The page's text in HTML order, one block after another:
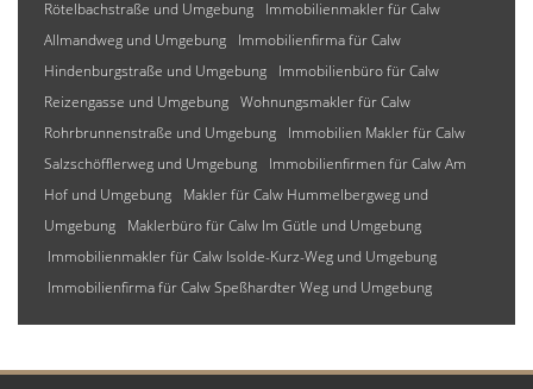
Rötelbachstraße und Umgebung
Immobilienmakler für Calw
Allmandweg und Umgebung
Immobilienfirma für Calw
Hindenburgstraße und Umgebung
Immobilienbüro für Calw
Reizengasse und Umgebung Wohnungsmakler für Calw
Rohrbrunnenstraße und Umgebung
Immobilien Makler für Calw
Salzschöfflerweg und Umgebung
Immobilienfirmen für Calw Am
Hof und Umgebung
Makler für Calw Hummelbergweg und
Umgebung
Maklerbüro für Calw Im Gütle und Umgebung
Immobilienmakler für Calw Isolde-Kurz-Weg und Umgebung
Immobilienfirma für Calw Speßhardter Weg und Umgebung